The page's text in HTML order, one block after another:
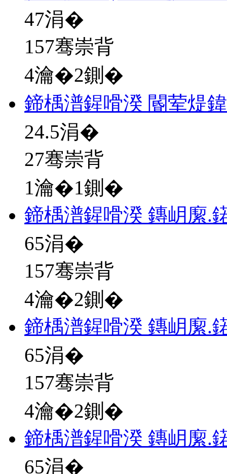
47涓�
157骞崇背
4瀹�2鍘�
鍗楀潽鍟嗗湀 閽荤煶
24.5涓�
27骞崇背
1瀹�1鍘�
鍗楀潽鍟嗗湀 鏄岄緳.
65涓�
157骞崇背
4瀹�2鍘�
鍗楀潽鍟嗗湀 鏄岄緳.
65涓�
157骞崇背
4瀹�2鍘�
鍗楀潽鍟嗗湀 鏄岄緳.
65涓�